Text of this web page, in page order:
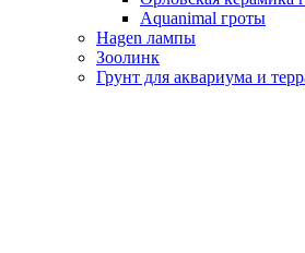
Aquanimal гроты
Hagen лампы
Зоолинк
Грунт для аквариума и